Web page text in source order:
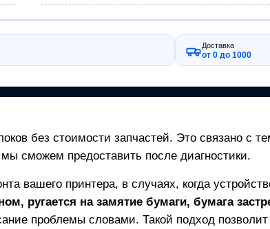
Доставка
от 0 до 1000
без стоимости запчастей. Это связано с
сможем предоставить после диагностики.
вашего принтера, в случаях, когда
ругается на замятие бумаги, бумага
проблемы словами. Такой подход